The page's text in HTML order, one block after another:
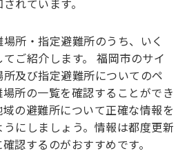
れています。
所・指定避難所のうち、いく
ご紹介します。 福岡市のサイ
所及び指定避難所についてのペ
所の一覧を確認することができ
の避難所について正確な情報を
にしましょう。情報は都度更新
確認するのがおすすめです。